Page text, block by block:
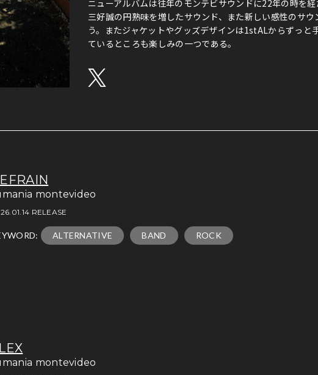
ニューアルバムは往年のモンテビサウンドに22年の時を経
三好誠の円熟味を増したサウンド、また新しい感性のサ
う。またジャケットやグッズデザインは1stALからずっと
ているところも楽しみの一つである。
montevideo
RELEASE
ALTERNATIVE BAND ROCK
montevideo